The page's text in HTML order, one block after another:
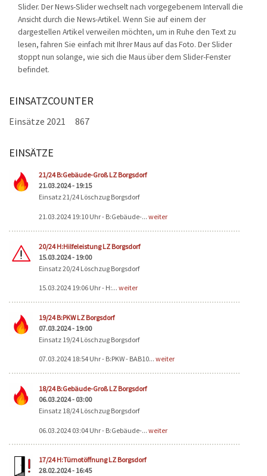
Slider. Der News-Slider wechselt nach vorgegebenem Intervall die
Ansicht durch die News-Artikel. Wenn Sie auf einem der
dargestellen Artikel verweilen möchten, um in Ruhe den Text zu
lesen, fahren Sie einfach mit Ihrer Maus auf das Foto. Der Slider
stoppt nun solange, wie sich die Maus über dem Slider-Fenster
befindet.
EINSATZCOUNTER
Einsätze 2021 867
EINSÄTZE
21/24 B:Gebäude-Groß LZ Borgsdorf
21.03.2024 - 19:15
Einsatz 21/24 Löschzug Borgsdorf
21.03.2024 19:10 Uhr - B:Gebäude-... weiter
20/24 H:Hilfeleistung LZ Borgsdorf
15.03.2024 - 19:00
Einsatz 20/24 Löschzug Borgsdorf
15.03.2024 19:06 Uhr - H:... weiter
19/24 B:PKW LZ Borgsdorf
07.03.2024 - 19:00
Einsatz 19/24 Löschzug Borgsdorf
07.03.2024 18:54 Uhr - B:PKW - BAB10... weiter
18/24 B:Gebäude-Groß LZ Borgsdorf
06.03.2024 - 03:00
Einsatz 18/24 Löschzug Borgsdorf
06.03.2024 03:04 Uhr - B:Gebäude-... weiter
17/24 H:Türnotöffnung LZ Borgsdorf
28.02.2024 - 16:45
Seiten